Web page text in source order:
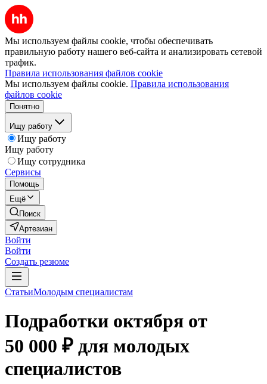
Мы используем файлы cookie, чтобы обеспечивать
правильную работу нашего веб-сайта и анализировать сетевой
трафик.
Правила использования файлов cookie
Мы используем файлы cookie. Правила использования
файлов cookie
Понятно
Ищу работу
Ищу работу
Ищу работу
Ищу сотрудника
Сервисы
Помощь
Ещё
Поиск
Артезиан
Войти
Войти
Создать резюме
СтатьиМолодым специалистам
Подработки октября от
50 000 ₽ для молодых
специалистов